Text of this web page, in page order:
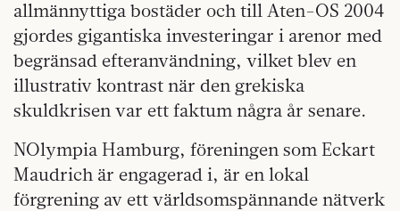
allmännyttiga bostäder och till Aten-OS 2004
gjordes gigantiska investeringar i arenor med
begränsad efteranvändning, vilket blev en
illustrativ kontrast när den grekiska
skuldkrisen var ett faktum några år senare.
NOlympia Hamburg, föreningen som Eckart
Maudrich är engagerad i, är en lokal
förgrening av ett världsomspännande nätverk